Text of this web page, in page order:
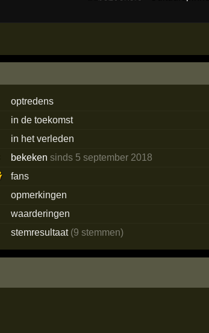
optredens
in de toekomst
in het verleden
bekekensinds 5 september 2018
fans
opmerkingen
waarderingen
stemresultaat (9 stemmen)